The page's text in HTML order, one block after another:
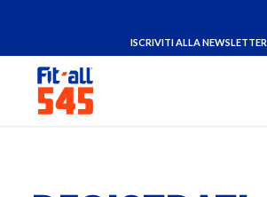
ISCRIVITI ALLA NEWSLETTER